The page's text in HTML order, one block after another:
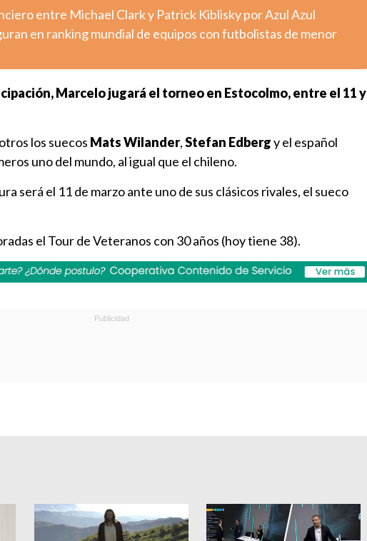
entre Michael Clark y Patrick Kiblisky por Azul Azul
en ranking mundial de equipos con futbolistas de menor
Marcelo jugará el torneo en Estocolmo, entre el 11 y
los suecos Mats Wilander,Stefan Edbergy el español
uno del mundo, al igual que el chileno.
será el 11 de marzo ante uno de sus clásicos rivales, el sueco
el Tour de Veteranos con 30 años (hoy tiene 38).